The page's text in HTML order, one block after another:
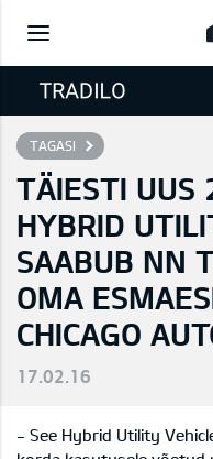
TAGASI
TÄIESTI UUS
HYBRID
SAABUB NN
OMA
CHICAGO
17.02.16
- See Hybrid Utility